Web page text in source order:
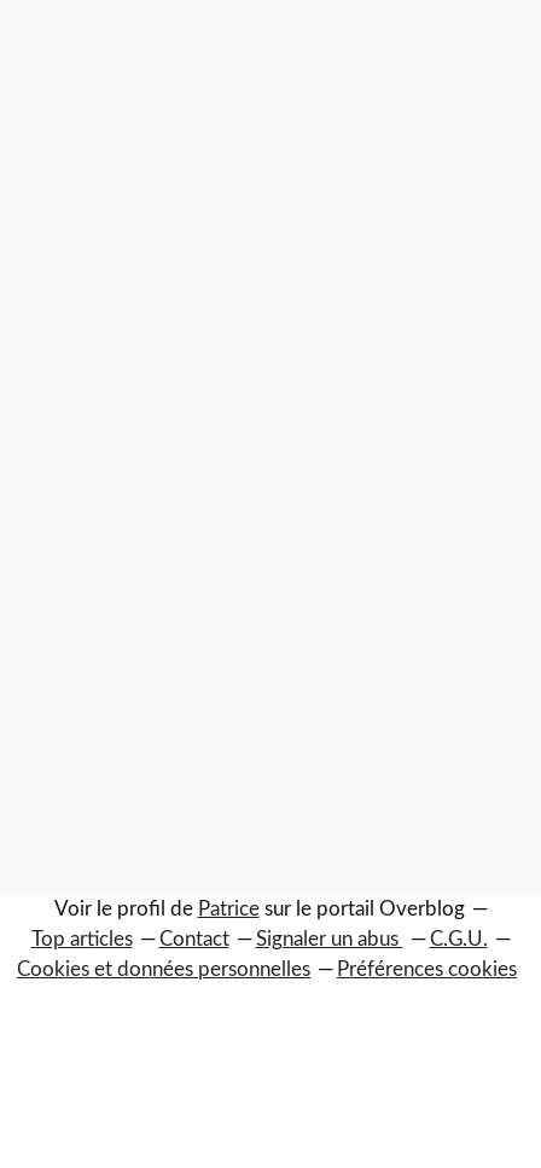
Voir le profil de Patricesur le portail Overblog
Top articles
Contact Signaler un abus
C.G.U.
Cookies et données personnelles
Préférences cookies